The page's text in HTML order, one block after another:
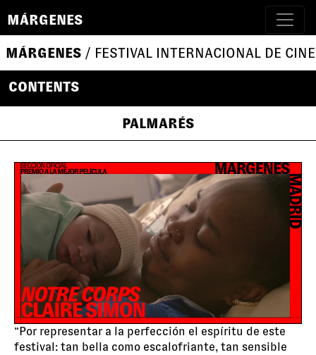
MÁRGENES
MÁRGENES / FESTIVAL INTERNACIONAL DE
CONTENTS
PALMARÉS
“Por representar a la perfección el espíritu de este
festival: tan bella como escalofriante, tan sensible